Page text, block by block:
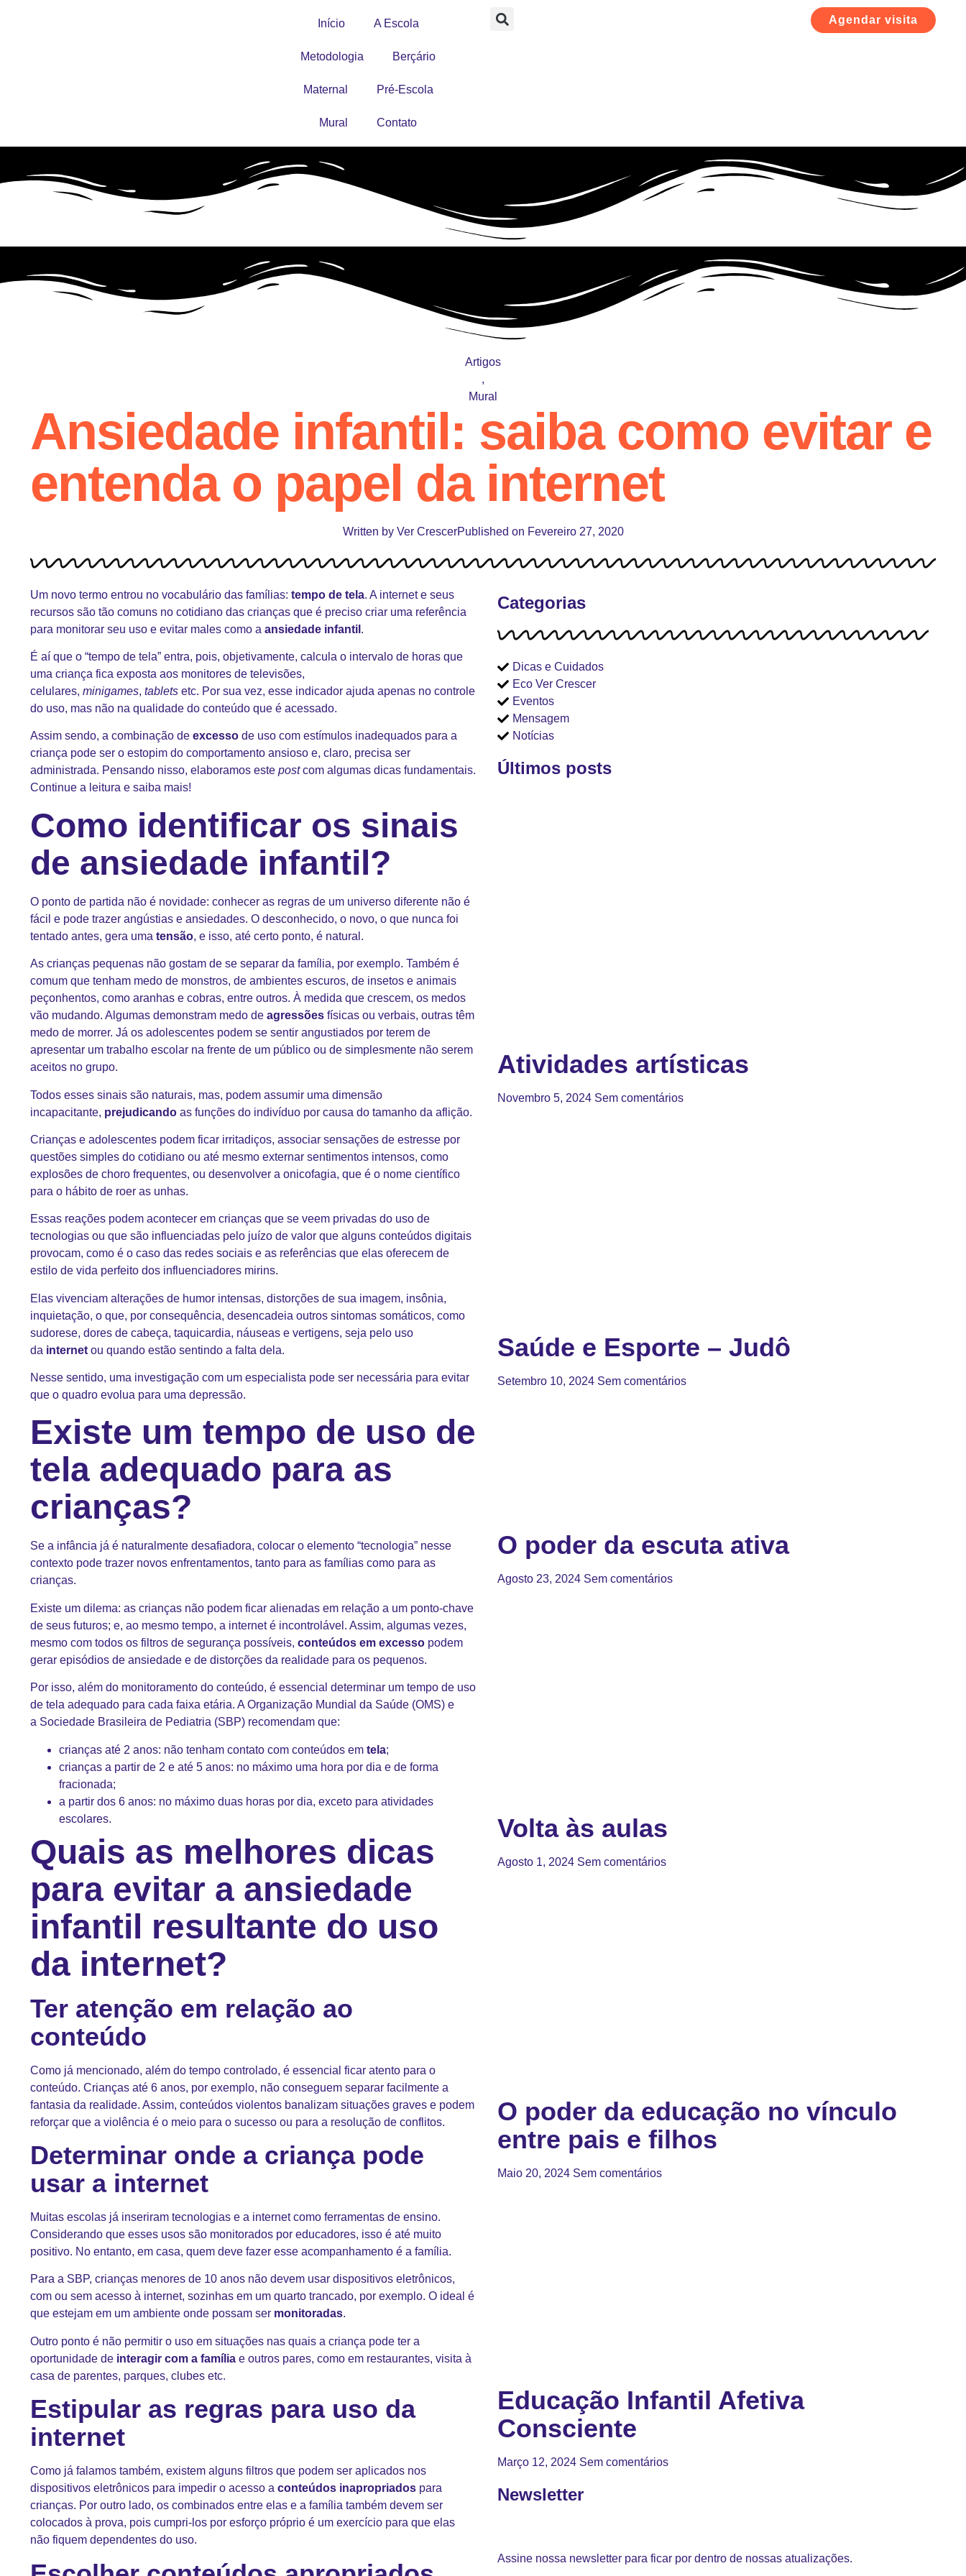
Início A Escola
Metodologia Berçário
Maternal Pré-Escola
Mural Contato
Agendar visita
Artigos
,
Mural
Ansiedade infantil: saiba como evitar e
entenda o papel da internet
Written byVer CrescerPublished on Fevereiro 27, 2020
Um novo termo entrou no vocabulário das famílias: tempo de tela. A internet e seus
recursos são tão comuns no cotidiano das crianças que é preciso criar uma referência
para monitorar seu uso e evitar males como a ansiedade infantil .
É aí que o “tempo de tela” entra, pois, objetivamente, calcula o intervalo de horas que
uma criança fica exposta aos monitores de televisões,
celulares, minigames, tablets etc. Por sua vez, esse indicador ajuda apenas no controle
do uso, mas não na qualidade do conteúdo que é acessado.
Assim sendo, a combinação de excesso de uso com estímulos inadequados para a
criança pode ser o estopim do comportamento ansioso e, claro, precisa ser
administrada. Pensando nisso, elaboramos este postcom algumas dicas fundamentais.
Continue a leitura e saiba mais!
Como identificar os sinais
de ansiedade infantil?
O ponto de partida não é novidade: conhecer as regras de um universo diferente não é
fácil e pode trazer angústias e ansiedades. O desconhecido, o novo, o que nunca foi
tentado antes, gera uma tensão, e isso, até certo ponto, é natural.
As crianças pequenas não gostam de se separar da família, por exemplo. Também é
comum que tenham medo de monstros, de ambientes escuros, de insetos e animais
peçonhentos, como aranhas e cobras, entre outros. À medida que crescem, os medos
vão mudando. Algumas demonstram medo de agressões físicas ou verbais, outras têm
medo de morrer. Já os adolescentes podem se sentir angustiados por terem de
apresentar um trabalho escolar na frente de um público ou de simplesmente não serem
aceitos no grupo.
Todos esses sinais são naturais, mas, podem assumir uma dimensão
incapacitante, prejudicando as funções do indivíduo por causa do tamanho da aflição.
Crianças e adolescentes podem ficar irritadiços, associar sensações de estresse por
questões simples do cotidiano ou até mesmo externar sentimentos intensos, como
explosões de choro frequentes, ou desenvolver a onicofagia, que é o nome científico
para o hábito de roer as unhas.
Essas reações podem acontecer em crianças que se veem privadas do uso de
tecnologias ou que são influenciadas pelo juízo de valor que alguns conteúdos digitais
provocam, como é o caso das redes sociais e as referências que elas oferecem de
estilo de vida perfeito dos influenciadores mirins.
Elas vivenciam alterações de humor intensas, distorções de sua imagem, insônia,
inquietação, o que, por consequência, desencadeia outros sintomas somáticos, como
sudorese, dores de cabeça, taquicardia, náuseas e vertigens, seja pelo uso
da internet ou quando estão sentindo a falta dela.
Nesse sentido, uma investigação com um especialista pode ser necessária para evitar
que o quadro evolua para uma depressão.
Existe um tempo de uso de
tela adequado para as
crianças?
Se a infância já é naturalmente desafiadora, colocar o elemento “tecnologia” nesse
contexto pode trazer novos enfrentamentos, tanto para as famílias como para as
crianças.
Existe um dilema: as crianças não podem ficar alienadas em relação a um ponto-chave
de seus futuros; e, ao mesmo tempo, a internet é incontrolável. Assim, algumas vezes,
mesmo com todos os filtros de segurança possíveis, conteúdos em excesso podem
gerar episódios de ansiedade e de distorções da realidade para os pequenos.
Por isso, além do monitoramento do conteúdo, é essencial determinar um tempo de uso
de tela adequado para cada faixa etária. A Organização Mundial da Saúde (OMS) e
a Sociedade Brasileira de Pediatria (SBP) recomendam que:
crianças até 2 anos: não tenham contato com conteúdos em tela;
crianças a partir de 2 e até 5 anos: no máximo uma hora por dia e de forma
fracionada;
a partir dos 6 anos: no máximo duas horas por dia, exceto para atividades
escolares.
Quais as melhores dicas
para evitar a ansiedade
infantil resultante do uso
da internet?
Ter atenção em relação ao
conteúdo
Como já mencionado, além do tempo controlado, é essencial ficar atento para o
conteúdo. Crianças até 6 anos, por exemplo, não conseguem separar facilmente a
fantasia da realidade. Assim, conteúdos violentos banalizam situações graves e podem
reforçar que a violência é o meio para o sucesso ou para a resolução de conflitos.
Determinar onde a criança pode
usar a internet
Muitas escolas já inseriram tecnologias e a internet como ferramentas de ensino.
Considerando que esses usos são monitorados por educadores, isso é até muito
positivo. No entanto, em casa, quem deve fazer esse acompanhamento é a família.
Para a SBP, crianças menores de 10 anos não devem usar dispositivos eletrônicos,
com ou sem acesso à internet, sozinhas em um quarto trancado, por exemplo. O ideal é
que estejam em um ambiente onde possam ser monitoradas.
Outro ponto é não permitir o uso em situações nas quais a criança pode ter a
oportunidade de interagir com a família e outros pares, como em restaurantes, visita à
casa de parentes, parques, clubes etc.
Estipular as regras para uso da
internet
Como já falamos também, existem alguns filtros que podem ser aplicados nos
dispositivos eletrônicos para impedir o acesso a conteúdos inapropriados para
crianças. Por outro lado, os combinados entre elas e a família também devem ser
colocados à prova, pois cumpri-los por esforço próprio é um exercício para que elas
não fiquem dependentes do uso.
Categorias
Dicas e Cuidados
Eco Ver Crescer
Eventos
Mensagem
Notícias
Últimos posts
Atividades artísticas
Novembro 5, 2024 Sem comentários
Saúde e Esporte – Judô
Setembro 10, 2024 Sem comentários
O poder da escuta ativa
Agosto 23, 2024 Sem comentários
Volta às aulas
Agosto 1, 2024 Sem comentários
O poder da educação no vínculo
entre pais e filhos
Maio 20, 2024 Sem comentários
Educação Infantil Afetiva
Consciente
Março 12, 2024 Sem comentários
Newsletter
Assine nossa newsletter para ficar por dentro de nossas atualizações.